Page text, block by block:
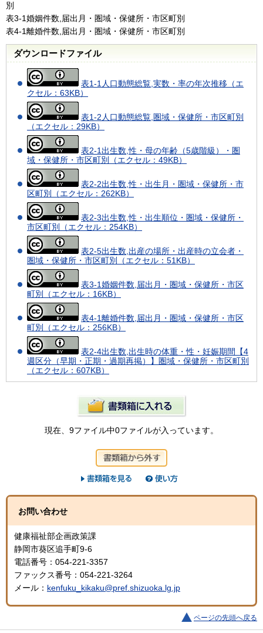
別
表3-1婚姻件数,届出月・圏域・保健所・市区町別
表4-1離婚件数,届出月・圏域・保健所・市区町別
ダウンロードファイル
表1-1人口動態総覧,実数・率の年次推移（エ
クセル：63KB）
表1-2人口動態総覧,圏域・保健所・市区町別
（エクセル：29KB）
表2-1出生数,性・母の年齢（5歳階級）・圏
域・保健所・市区町別（エクセル：49KB）
表2-2出生数,性・出生月・圏域・保健所・市
区町別（エクセル：262KB）
表2-3出生数,性・出生順位・圏域・保健所・
市区町別（エクセル：254KB）
表2-5出生数,出産の場所・出産時の立会者・
圏域・保健所・市区町別（エクセル：51KB）
表3-1婚姻件数,届出月・圏域・保健所・市区
町別（エクセル：16KB）
表4-1離婚件数,届出月・圏域・保健所・市区
町別（エクセル：256KB）
表2-4出生数,出生時の体重・性・妊娠期間【4
週区分（早期・正期・過期再掲）】圏域・保健所・市区町別
（エクセル：607KB）
現在、9ファイル中0ファイルが入っています。
お問い合わせ
健康福祉部企画政策課
静岡市葵区追手町9-6
電話番号：054-221-3357
ファックス番号：054-221-3264
メール： kenfuku_kikaku@pref.shizuoka.lg.jp
ページの先頭へ戻る